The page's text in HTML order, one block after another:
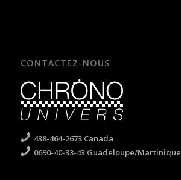
CONTACTEZ-NOUS
438-464-2673 Canada
0690-40-33-43 Guadeloupe/Martinique